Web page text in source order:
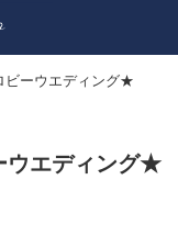
ビーウエディング★
ウエディング★